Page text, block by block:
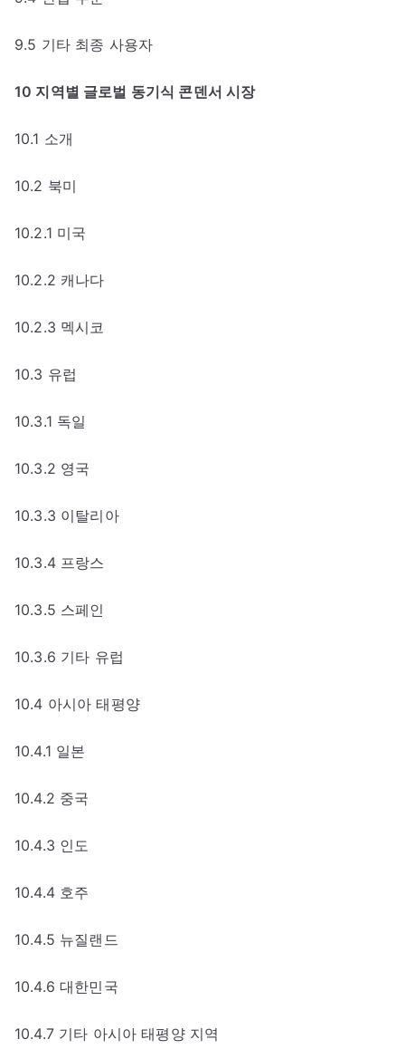
9.5 기타 최종 사용자
10 지역별 글로벌 동기식 콘덴서 시장
10.1 소개
10.2 북미
10.2.1 미국
10.2.2 캐나다
10.2.3 멕시코
10.3 유럽
10.3.1 독일
10.3.2 영국
10.3.3 이탈리아
10.3.4 프랑스
10.3.5 스페인
10.3.6 기타 유럽
10.4 아시아 태평양
10.4.1 일본
10.4.2 중국
10.4.3 인도
10.4.4 호주
10.4.5 뉴질랜드
10.4.6 대한민국
10.4.7 기타 아시아 태평양 지역